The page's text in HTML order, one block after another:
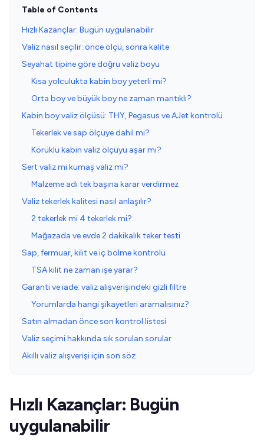
Table of Contents
Hızlı Kazançlar: Bugün uygulanabilir
Valiz nasıl seçilir: önce ölçü, sonra kalite
Seyahat tipine göre doğru valiz boyu
Kısa yolculukta kabin boy yeterli mi?
Orta boy ve büyük boy ne zaman mantıklı?
Kabin boy valiz ölçüsü: THY, Pegasus ve AJet kontrolü
Tekerlek ve sap ölçüye dahil mi?
Körüklü kabin valiz ölçüyü aşar mı?
Sert valiz mi kumaş valiz mi?
Malzeme adı tek başına karar verdirmez
Valiz tekerlek kalitesi nasıl anlaşılır?
2 tekerlek mi 4 tekerlek mi?
Mağazada ve evde 2 dakikalık teker testi
Sap, fermuar, kilit ve iç bölme kontrolü
TSA kilit ne zaman işe yarar?
Garanti ve iade: valiz alışverişindeki gizli filtre
Yorumlarda hangi şikayetleri aramalısınız?
Satın almadan önce son kontrol listesi
Valiz seçimi hakkında sık sorulan sorular
Akıllı valiz alışverişi için son söz
Hızlı Kazançlar: Bugün
uygulanabilir